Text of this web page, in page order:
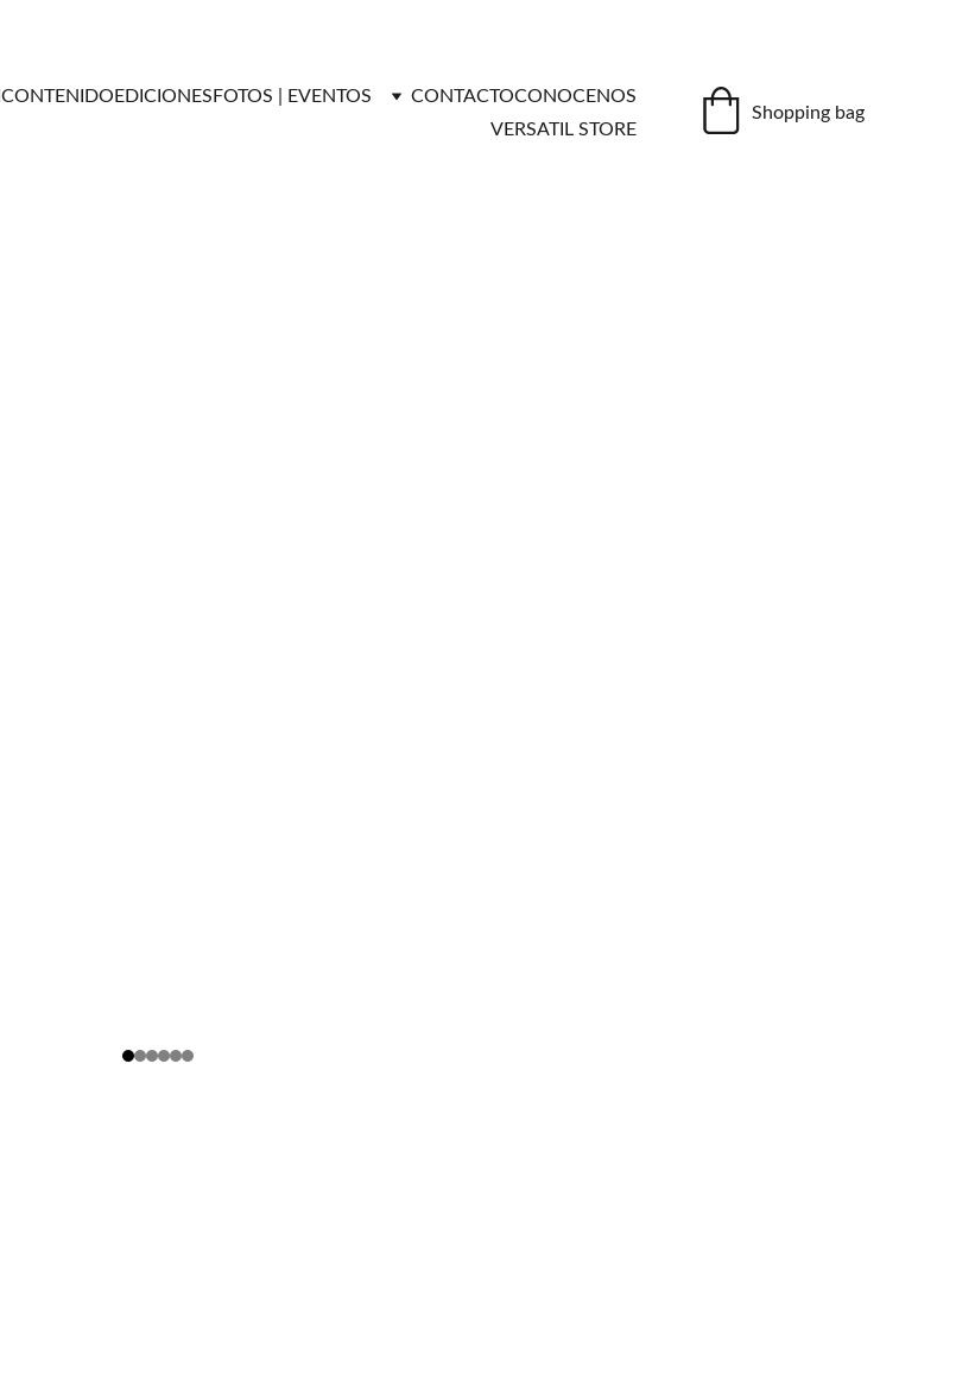
CONTENIDO EDICIONES FOTOS | EVENTOS CONTACTOCONOCENOS
VERSATIL STORE
Shopping bag